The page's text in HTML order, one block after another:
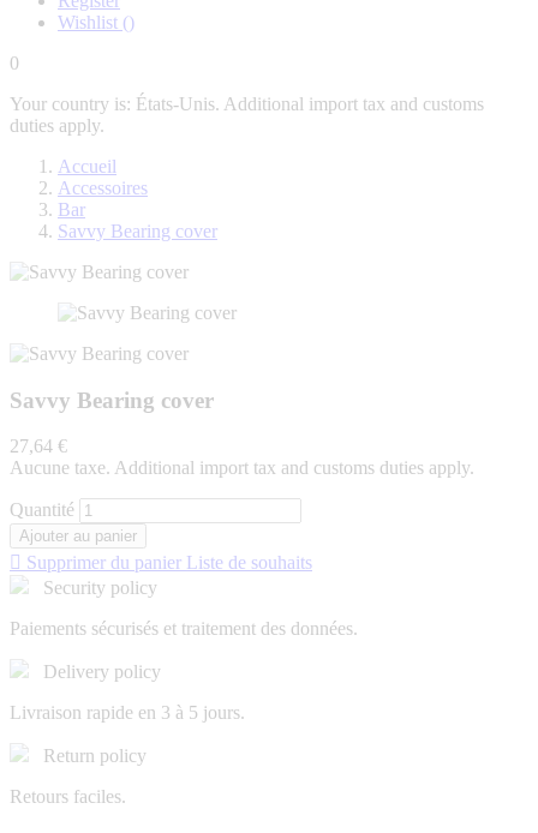
Wishlist ()
0
Your country is: États-Unis. Additional import tax and customs
duties apply.
Accueil
Accessoires
Bar
Savvy Bearing cover
Savvy Bearing cover
27,64 €
Aucune taxe. Additional import tax and customs duties apply.
Quantité
Ajouter au panier
 Supprimer du panier Liste de souhaits
Security policy
Paiements sécurisés et traitement des données.
Delivery policy
Livraison rapide en 3 à 5 jours.
Return policy
Retours faciles.